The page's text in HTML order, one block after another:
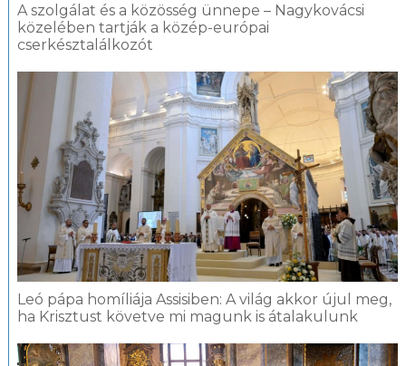
A szolgálat és a közösség ünnepe – Nagykovácsi
közelében tartják a közép-európai
cserkésztalálkozót
Leó pápa homíliája Assisiben: A világ akkor újul meg,
ha Krisztust követve mi magunk is átalakulunk